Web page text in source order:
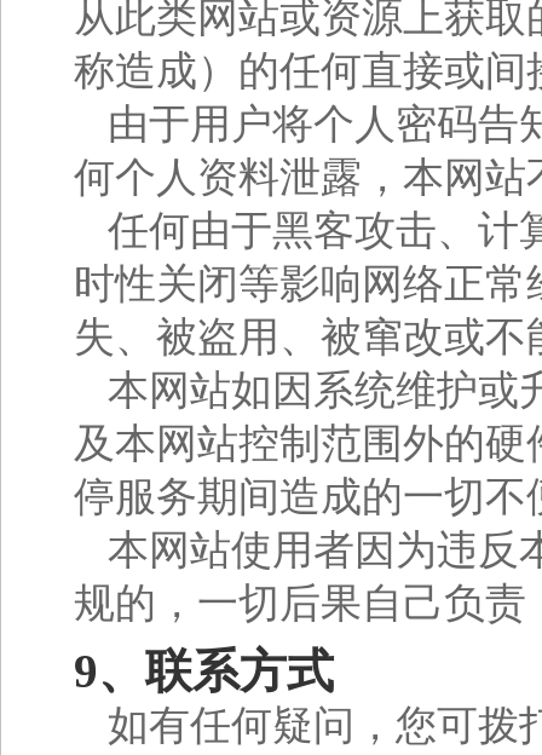
从此类网站或资源上获
称造成）的任何直接或
由于用户将个人密码告
何个人资料泄露，本网站
任何由于黑客攻击、计
时性关闭等影响网络正
失、被盗用、被窜改或
本网站如因系统维护或
及本网站控制范围外的
停服务期间造成的一切
本网站使用者因为违反
规的，一切后果自己负
9、联系方式
如有任何疑问，您可拨